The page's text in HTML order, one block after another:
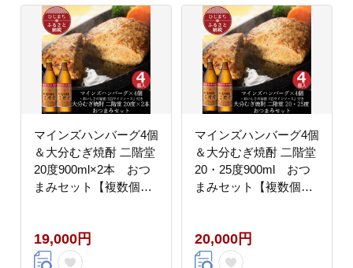
マインズハンバーグ4個
＆大分むぎ焼酎 二階堂
20度900ml×2本 おつ
まみセット【複数個口
19,000円
マインズハンバーグ4個
＆大分むぎ焼酎 二階堂
20・25度900ml おつ
まみセット【複数個口
20,000円